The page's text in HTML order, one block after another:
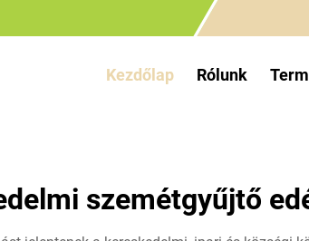
Kezdőlap Rólunk
szemétgyűjtő